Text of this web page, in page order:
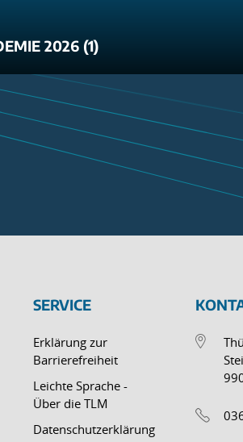
2026 (1)
SERVICE
Erklärung zur
Barrierefreiheit
Leichte Sprache -
Über die TLM
Datenschutzerklärung